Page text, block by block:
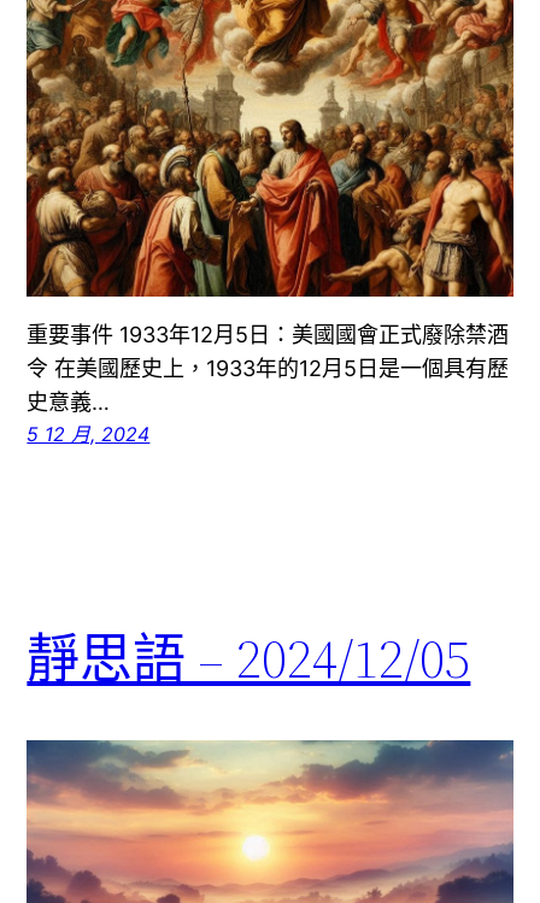
重要事件 1933年12月5日：美國國會正式廢除禁酒
令 在美國歷史上，1933年的12月5日是一個具有歷
史意義…
5 12 月, 2024
靜思語 – 2024/12/05